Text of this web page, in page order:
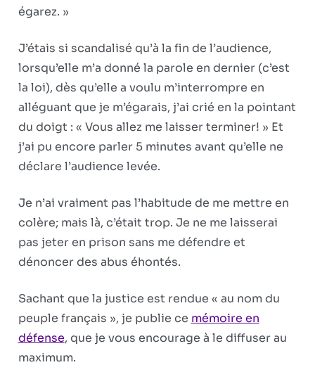
égarez. »
J’étais si scandalisé qu’à la fin de l’audience,
lorsqu’elle m’a donné la parole en dernier (c’est
la loi), dès qu’elle a voulu m’interrompre en
alléguant que je m’égarais, j’ai crié en la pointant
du doigt : « Vous allez me laisser terminer! » Et
j’ai pu encore parler 5 minutes avant qu’elle ne
déclare l’audience levée.
Je n’ai vraiment pas l’habitude de me mettre en
colère; mais là, c’était trop. Je ne me laisserai
pas jeter en prison sans me défendre et
dénoncer des abus éhontés.
Sachant que la justice est rendue « au nom du
peuple français », je publie ce mémoire en
défense, que je vous encourage à le diffuser au
maximum.